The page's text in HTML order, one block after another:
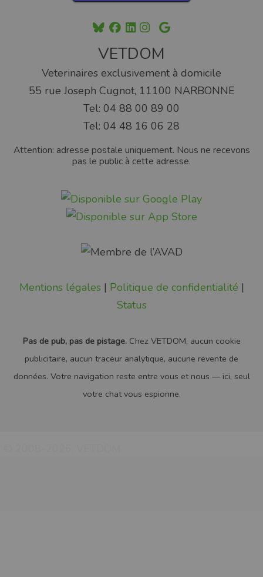
VETDOM
Veterinaires exclusivement à domicile
55 rue Joseph Cugnot, 11100 NARBONNE
Tel: 04 88 00 89 00
Tel: 04 48 16 06 28
Attention: adresse postale uniquement. Nous ne recevons
pas le public à cette adresse.
Mentions légales | Politique de confidentialité |
Status
Pas de pub, pas de pistage. Chez VETDOM, aucun cookie
publicitaire, aucun traceur analytique, aucune revente de
données. Votre navigation reste entre vous et nous — ici, seul
votre chat vous espionne.